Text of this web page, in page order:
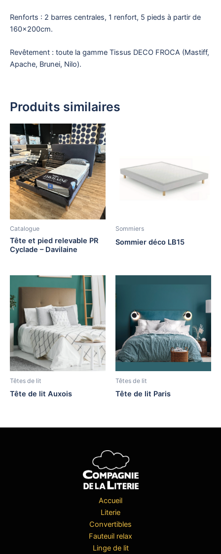
Renforts : 2 barres centrales, 1 renfort, 5 pieds à partir de
160x200cm.
Revêtement : toute la gamme Tissus DECO FROCA (Mastiff,
Apache, Brunei, Nilo).
Produits similaires
Catalogue
Tête et pied relevable PR
Cyclade – Davilaine
Sommiers
Sommier déco LB15
Têtes de lit
Tête de lit Auxois
Têtes de lit
Tête de lit Paris
Accueil
Literie
Convertibles
Fauteuil relax
Linge de lit